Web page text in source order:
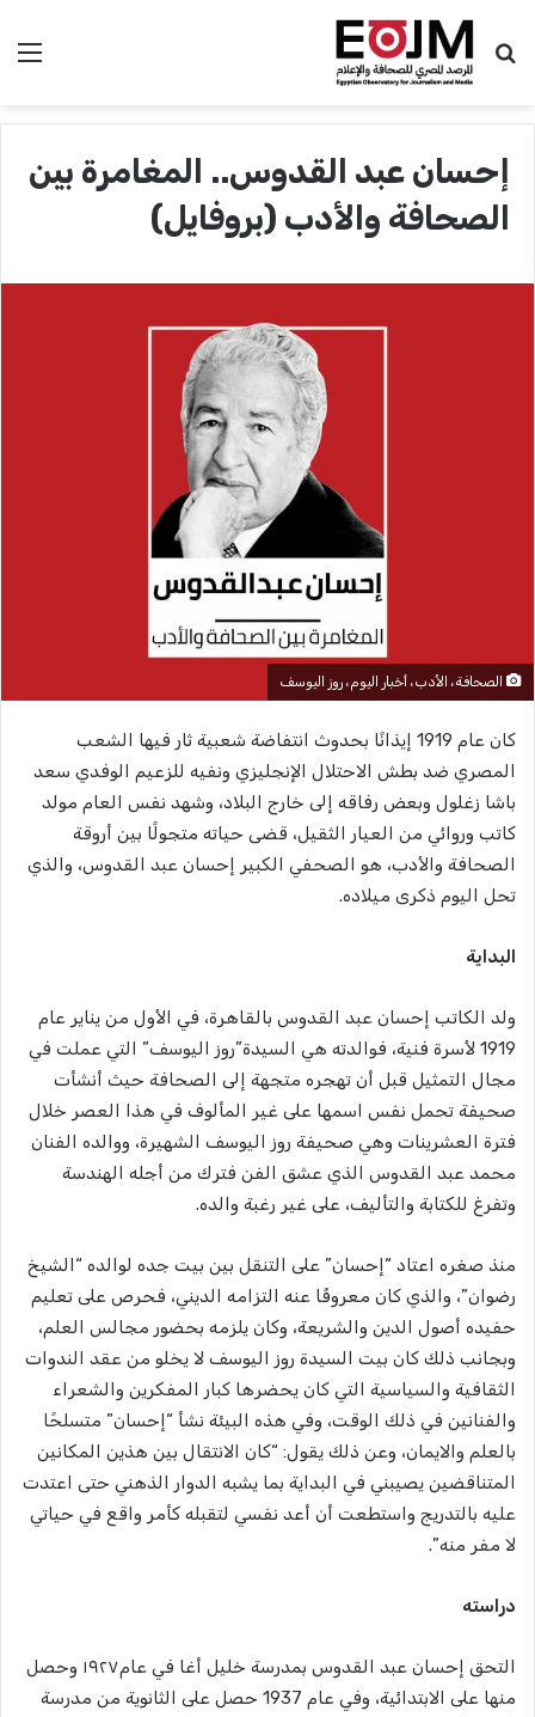
بحث عن
إحسان عبد القدوس.. المغامرة بين
الصحافة والأدب (بروفايل)
الصحافة، الأدب، أخبار اليوم، روز اليوسف
كان عام 1919 إيذانًا بحدوث انتفاضة شعبية ثار فيها الشعب
المصري ضد بطش الاحتلال الإنجليزي ونفيه للزعيم الوفدي سعد
باشا زغلول وبعض رفاقه إلى خارج البلاد، وشهد نفس العام مولد
كاتب وروائي من العيار الثقيل، قضى حياته متجولًا بين أروقة
الصحافة والأدب، هو الصحفي الكبير إحسان عبد القدوس، والذي
تحل اليوم ذكرى ميلاده.
البداية
ولد الكاتب إحسان عبد القدوس بالقاهرة، في الأول من يناير عام
1919 لأسرة فنية، فوالدته هي السيدة”روز اليوسف” التي عملت في
مجال التمثيل قبل أن تهجره متجهة إلى الصحافة حيث أنشأت
صحيفة تحمل نفس اسمها على غير المألوف في هذا العصر خلال
فترة العشرينات وهي صحيفة روز اليوسف الشهيرة، ووالده الفنان
محمد عبد القدوس الذي عشق الفن فترك من أجله الهندسة
وتفرغ للكتابة والتأليف، على غير رغبة والده.
منذ صغره اعتاد “إحسان” على التنقل بين بيت جده لوالده “الشيخ
رضوان”، والذي كان معروفًا عنه التزامه الديني، فحرص على تعليم
حفيده أصول الدين والشريعة، وكان يلزمه بحضور مجالس العلم،
وبجانب ذلك كان بيت السيدة روز اليوسف لا يخلو من عقد الندوات
الثقافية والسياسية التي كان يحضرها كبار المفكرين والشعراء
والفنانين في ذلك الوقت، وفي هذه البيئة نشأ “إحسان” متسلحًا
بالعلم والايمان، وعن ذلك يقول: “كان الانتقال بين هذين المكانين
المتناقضين يصيبني في البداية بما يشبه الدوار الذهني حتى اعتدت
عليه بالتدريج واستطعت أن أعد نفسي لتقبله كأمر واقع في حياتي
لا مفر منه”.
دراسته
التحق إحسان عبد القدوس بمدرسة خليل أغا في عام١٩٢٧ وحصل
منها على الابتدائية، وفي عام 1937 حصل على الثانوية من مدرسة